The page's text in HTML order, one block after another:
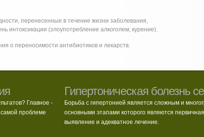
перенесенные в течение жизни заболевания,
интоксикации (злоупотребление алкоголем, курение).
о переносимости антибиотиков и лекарств.
Главное -
проблеме
Гипертоническая болезнь
Борьба с гипертонией является сложным и
основными этапами которого являются
выявление и адекватное лечение.